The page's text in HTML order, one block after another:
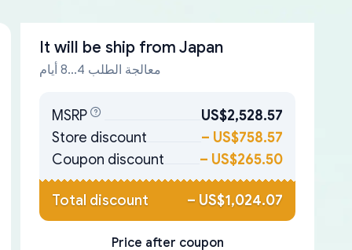
It will be ship from Japan
معالجة الطلب 4...8 أيام
MSRP
US$2,528.57
Store discount
– US$758.57
Coupon discount
– US$265.50
Total discount – US$1,024.07
Price after coupon